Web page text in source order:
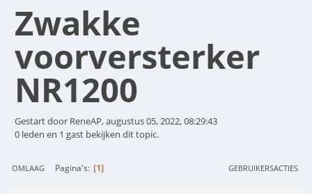
Zwakke
voorversterker
NR1200
Gestart door ReneAP, augustus 05, 2022, 08:29:43
0 leden en 1 gast bekijken dit topic.
OMLAAG Pagina's 1 GEBRUIKERSACTIES